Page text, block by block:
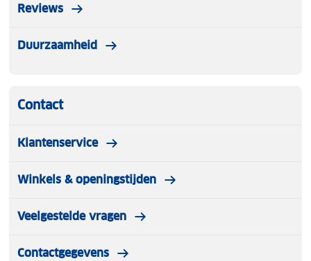
Reviews
Duurzaamheid
Contact
Klantenservice
Winkels & openingstijden
Veelgestelde vragen
Contactgegevens